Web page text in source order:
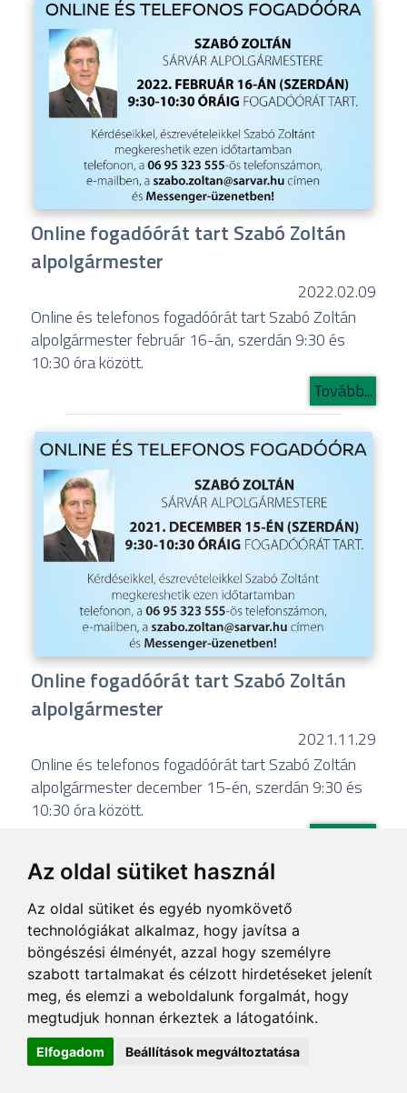
Az oldal sütiket használ
Az oldal sütiket és egyéb nyomkövető
technológiákat alkalmaz, hogy javítsa a
böngészési élményét, azzal hogy személyre
szabott tartalmakat és célzott hirdetéseket jelenít
meg, és elemzi a weboldalunk forgalmát, hogy
megtudjuk honnan érkeztek a látogatóink.
Elfogadom Beállítások megváltoztatása
Online fogadóórát tart Szabó Zoltán
alpolgármester
2022.02.09
Online és telefonos fogadóórát tart Szabó Zoltán
alpolgármester február 16-án, szerdán 9:30 és
10:30 óra között.
Tovább...
Online fogadóórát tart Szabó Zoltán
alpolgármester
2021.11.29
Online és telefonos fogadóórát tart Szabó Zoltán
alpolgármester december 15-én, szerdán 9:30 és
10:30 óra között.